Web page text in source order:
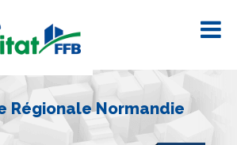
Régionale Normandie